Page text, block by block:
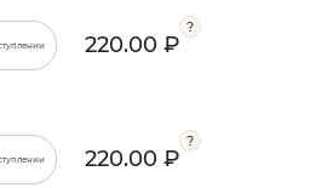
220.00 ₽
220.00 ₽